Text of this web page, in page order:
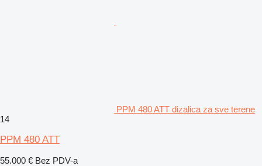
PPM 480 ATT dizalica za sve terene
14
PPM 480 ATT
55.000 € Bez PDV-a